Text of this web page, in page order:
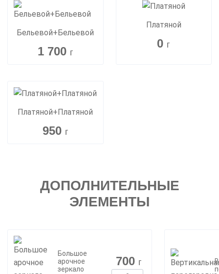
Бельевой+Бельевой
1 700 г
Платяной
0 г
Платяной+Платяной
950 г
ДОПОЛНИТЕЛЬНЫЕ
ЭЛЕМЕНТЫ
Большое
арочное
зеркало
700 г